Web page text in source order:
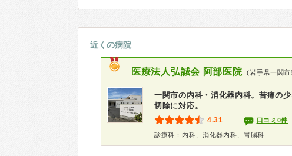
近くの病院
医療法人弘誠会 阿部医院 (岩手県一関
一関市の内科・消化器内科。苦痛の
切除に対応。
4.31 口コミ0件
診療科：内科、消化器内科、胃腸科